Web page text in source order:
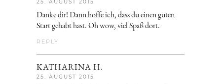
25. AUGUST 2015
Danke dir! Dann hoffe ich, dass du einen guten
Start gehabt hast. Oh wow, viel Spaß dort.
REPLY
KATHARINA H.
25. AUGUST 2015